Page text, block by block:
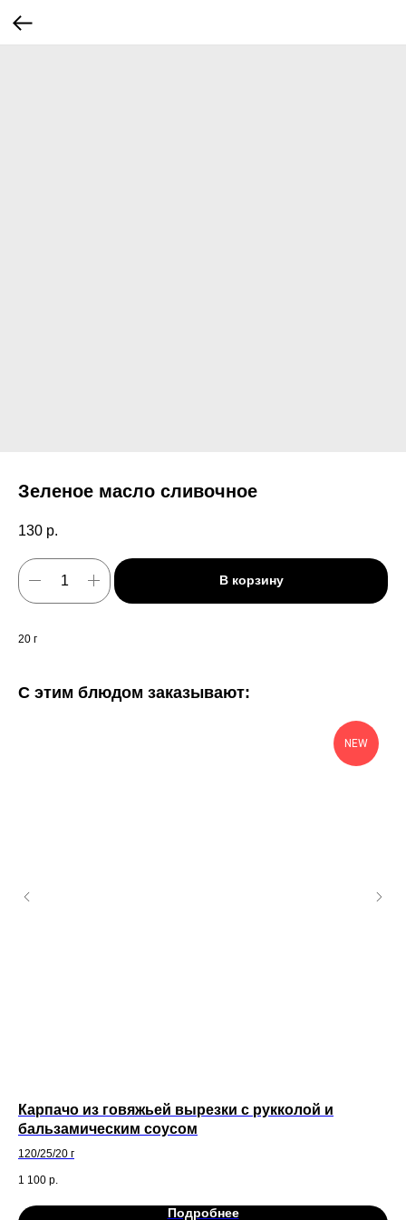
Зеленое масло сливочное
130 р.
В корзину
20 г
С этим блюдом заказывают:
NEW
Карпачо из говяжьей вырезки с рукколой и
бальзамическим соусом
120/25/20 г
1 100 р.
Подробнее